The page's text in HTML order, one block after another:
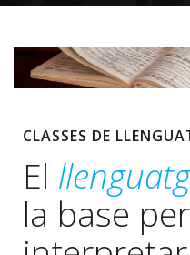
CLASSES DE
El
la base